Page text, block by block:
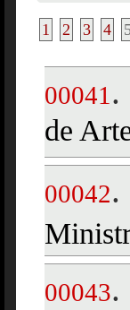
1 2 3 4
00041 .
de
00042.
00043.